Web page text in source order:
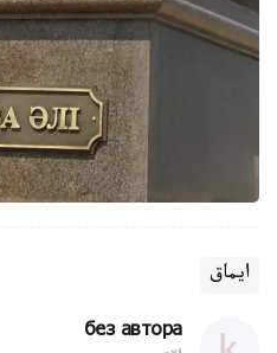
ايماق
без автора